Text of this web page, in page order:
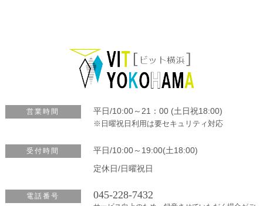
営業時間 平日/10:00～21：00 (土日祝18:00)
※日曜祝日利用は要セキュリティ対応
受付時間
平日/10:00～19:00(土18:00)
定休日/日曜祝日
電話番号 045-228-7432